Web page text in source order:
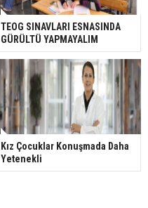
TEOG SINAVLARI ESNASINDA
GÜRÜLTÜ YAPMAYALIM
Kız Çocuklar Konuşmada Daha
Yetenekli